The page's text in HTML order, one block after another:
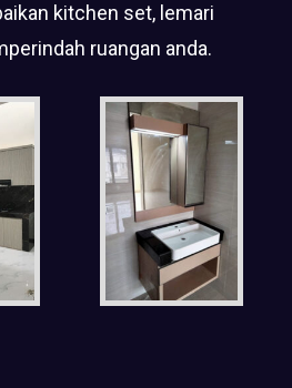
kitchen set, lemari
ruangan anda.